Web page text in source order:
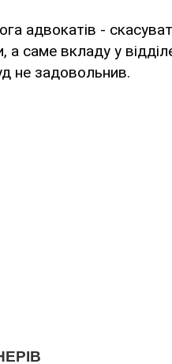
адвокатів -
а саме вкладу у
не задовольнив.